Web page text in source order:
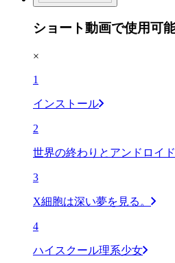
ショート動画で使用可
×
1
インストール
2
世界の終わりとアンドロイ
3
X細胞は深い夢を見る。
4
ハイスクール理系少女